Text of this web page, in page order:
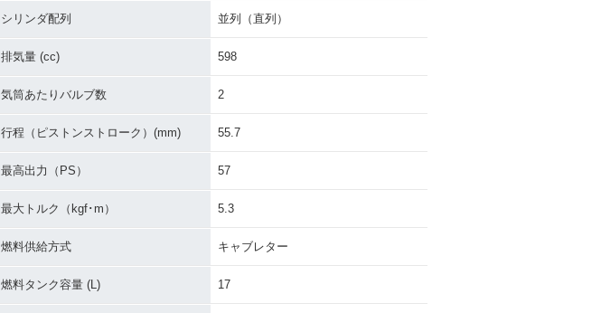
シリンダ配列 並列（直列）
排気量 (cc) 598
気筒あたりバルブ数 2
行程（ピストンストローク）(mm) 55.7
最高出力（PS） 57
最大トルク（kgf･m） 5.3
燃料供給方式 キャブレター
燃料タンク容量 (L) 17